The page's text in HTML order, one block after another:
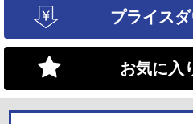
プライス
お気に